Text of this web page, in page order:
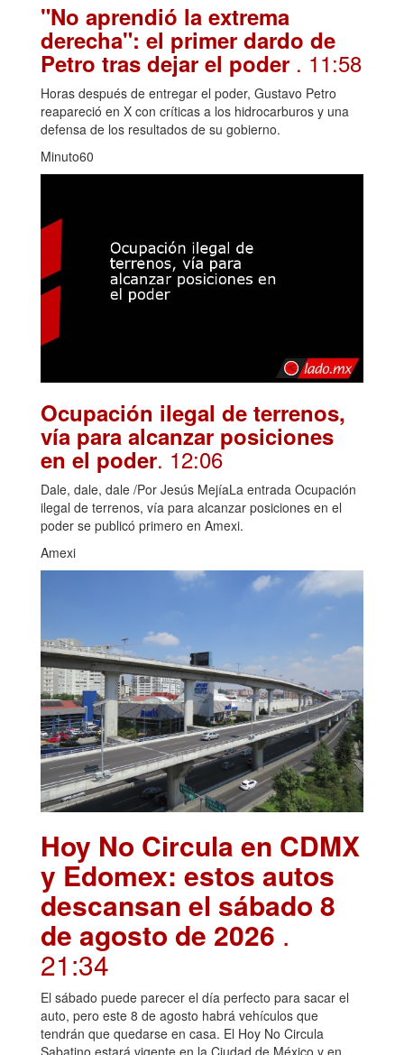
"No aprendió la extrema
derecha": el primer dardo de
Petro tras dejar el poder . 11:58
Horas después de entregar el poder, Gustavo Petro
reapareció en X con críticas a los hidrocarburos y una
defensa de los resultados de su gobierno.
Minuto60
Ocupación ilegal de terrenos,
vía para alcanzar posiciones
en el poder. 12:06
Dale, dale, dale /Por Jesús MejíaLa entrada Ocupación
ilegal de terrenos, vía para alcanzar posiciones en el
poder se publicó primero en Amexi.
Amexi
Hoy No Circula en CDMX
y Edomex: estos autos
descansan el sábado 8
de agosto de 2026 .
21:34
El sábado puede parecer el día perfecto para sacar el
auto, pero este 8 de agosto habrá vehículos que
tendrán que quedarse en casa. El Hoy No Circula